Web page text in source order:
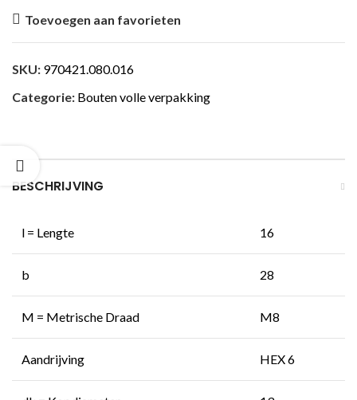
Toevoegen aan favorieten
SKU: 970421.080.016
Categorie: Bouten volle verpakking
BESCHRIJVING
l = Lengte 16
b 28
M = Metrische Draad M8
Aandrijving HEX 6